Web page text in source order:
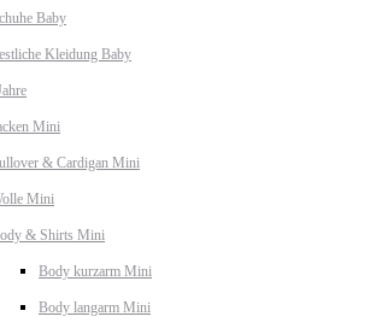
Baby
Kleidung Baby
Mini
& Cardigan Mini
Mini
& Shirts Mini
Body kurzarm Mini
Body langarm Mini